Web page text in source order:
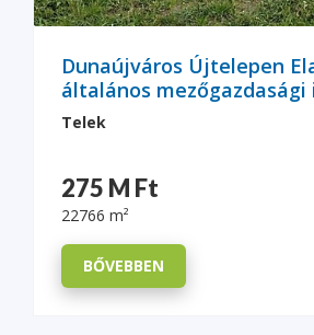
Dunaújváros Újtelepen
általános
Telek
275 M Ft
22766 m²
BŐVEBBEN